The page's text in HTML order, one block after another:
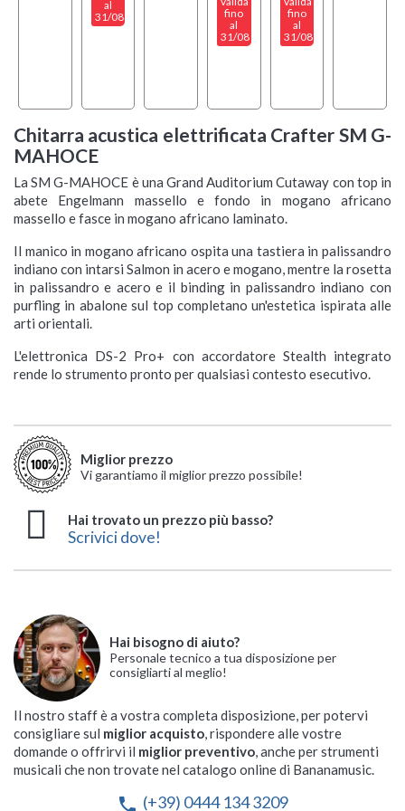
al
31/08
fino
al
31/08
fino
al
31/08
Chitarra acustica elettrificata Crafter SM G-
MAHOCE
La SM G-MAHOCE è una Grand Auditorium Cutaway con top in
abete Engelmann massello e fondo in mogano africano
massello e fasce in mogano africano laminato.
Il manico in mogano africano ospita una tastiera in palissandro
indiano con intarsi Salmon in acero e mogano, mentre la rosetta
in palissandro e acero e il binding in palissandro indiano con
purfling in abalone sul top completano un'estetica ispirata alle
arti orientali.
L'elettronica DS-2 Pro+ con accordatore Stealth integrato
rende lo strumento pronto per qualsiasi contesto esecutivo.
Miglior prezzo
Vi garantiamo il miglior prezzo possibile!
Hai trovato un prezzo più basso?
Scrivici dove!
Hai bisogno di aiuto?
Personale tecnico a tua disposizione per
consigliarti al meglio!
Il nostro staff è a vostra completa disposizione, per potervi
consigliare sul miglior acquisto, rispondere alle vostre
domande o offrirvi il miglior preventivo, anche per strumenti
musicali che non trovate nel catalogo online di Bananamusic.
phone (+39) 0444 134 3209